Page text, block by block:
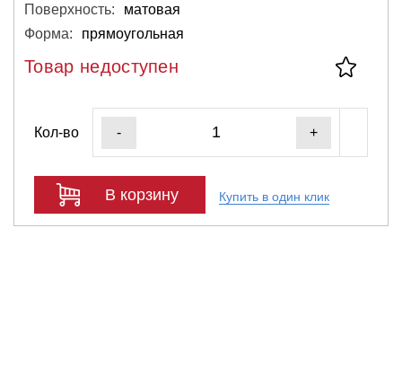
Поверхность:
матовая
Форма:
прямоугольная
Товар недоступен
Кол-во - +
В корзину Купить в один клик